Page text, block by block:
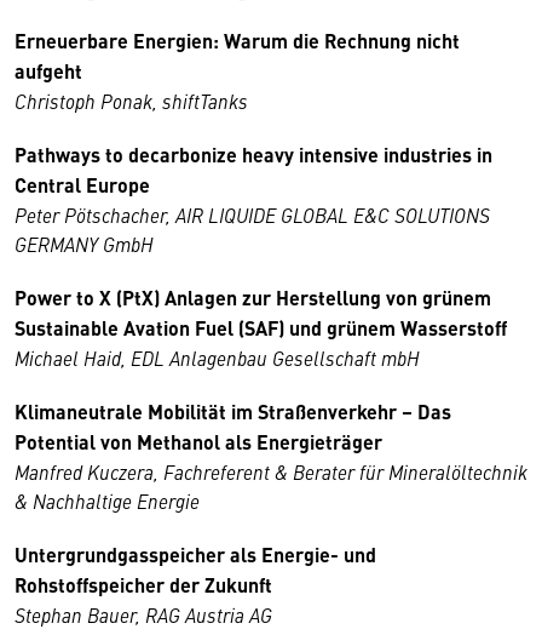
Erneuerbare Energien: Warum die Rechnung nicht
aufgeht
Christoph Ponak, shiftTanks
Pathways to decarbonize heavy intensive industries in
Central Europe
Peter Pötschacher, AIR LIQUIDE GLOBAL E&C SOLUTIONS
GERMANY GmbH
Power to X (PtX) Anlagen zur Herstellung von grünem
Sustainable Avation Fuel (SAF) und grünem Wasserstoff
Michael Haid, EDL Anlagenbau Gesellschaft mbH
Klimaneutrale Mobilität im Straßenverkehr – Das
Potential von Methanol als Energieträger
Manfred Kuczera, Fachreferent & Berater für Mineralöltechnik
& Nachhaltige Energie
Untergrundgasspeicher als Energie- und
Rohstoffspeicher der Zukunft
Stephan Bauer, RAG Austria AG